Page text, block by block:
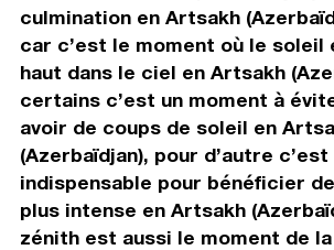
culmination en Artsakh
car c’est le moment où le soleil
haut dans le ciel en Artsakh
certains c’est un moment à
avoir de coups de soleil en
(Azerbaïdjan), pour d’autre
indispensable pour bénéficier
plus intense en Artsakh
zénith est aussi le moment de